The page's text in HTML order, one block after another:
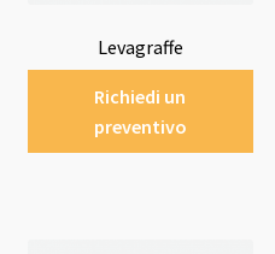
Levagraffe
Richiedi un
preventivo